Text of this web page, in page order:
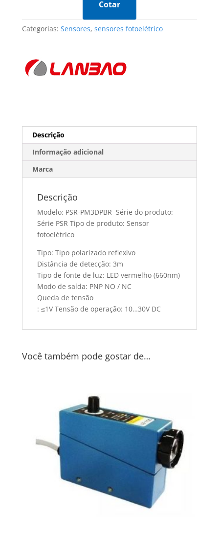
Cotar
Categorias: Sensores, sensores fotoelétrico
Descrição
Informação adicional
Marca
Descrição
Modelo: PSR-PM3DPBR Série do produto:
Série PSR Tipo de produto: Sensor
fotoelétrico
Tipo: Tipo polarizado reflexivo
Distância de detecção: 3m
Tipo de fonte de luz: LED vermelho (660nm)
Modo de saída: PNP NO / NC
Queda de tensão
: ≤1V Tensão de operação: 10…30V DC
Você também pode gostar de…